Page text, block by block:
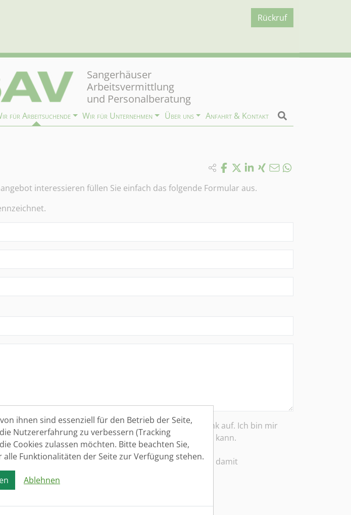
Rückruf
Sangerhäuser
Arbeitsvermittlung
und Personalberatung
für Arbeitsuchende Wir für Unternehmen Über uns Anfahrt & Kontakt
interessieren füllen Sie einfach das folgende Formular aus.
Bitte nehmen Sie mich auch in die Bewerber-Datenbank auf. Ich bin mir
bewusst, dass ich die Einwilligung jederzeit widerrufen kann.
Ja, ich habe dieDatenschutzerklärunggelesen und bin damit
einverstanden.
ihnen sind essenziell für den Betrieb der Seite,
Nutzererfahrung zu verbessern (Tracking
Cookies zulassen möchten. Bitte beachten Sie,
Funktionalitäten der Seite zur Verfügung stehen.
Ablehnen